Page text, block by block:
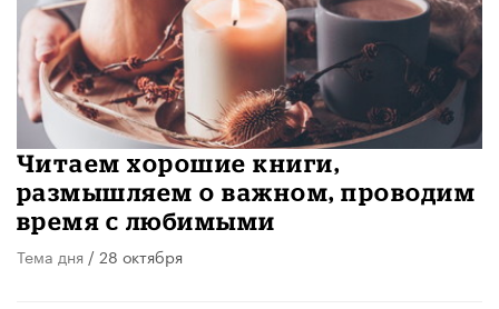
Читаем хорошие книги,
размышляем о важном, проводим
время с любимыми
Тема дня / 28 октября